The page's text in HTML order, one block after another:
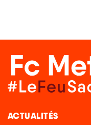
ACTUALITÉS